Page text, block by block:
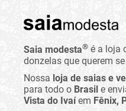
Saia modesta® é a loja
donzelas que querem se
Nossa loja de saias e
para todo o Brasil e
Vista do Ivaíem Fênix,